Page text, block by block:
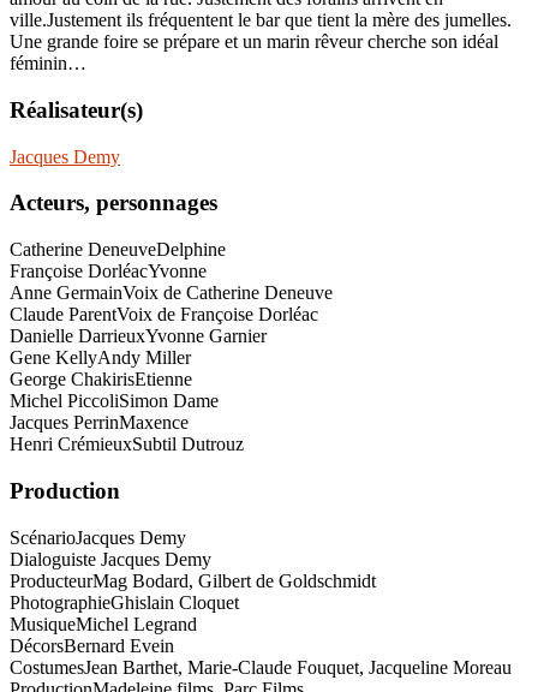
ville.Justement ils fréquentent le bar que tient la mère des jumelles.
Une grande foire se prépare et un marin rêveur cherche son idéal
féminin…
Réalisateur(s)
Jacques Demy
Acteurs, personnages
Catherine DeneuveDelphine
Françoise DorléacYvonne
Anne GermainVoix de Catherine Deneuve
Claude ParentVoix de Françoise Dorléac
Danielle DarrieuxYvonne Garnier
Gene KellyAndy Miller
George ChakirisEtienne
Michel PiccoliSimon Dame
Jacques PerrinMaxence
Henri CrémieuxSubtil Dutrouz
Production
ScénarioJacques Demy
Dialoguiste Jacques Demy
ProducteurMag Bodard, Gilbert de Goldschmidt
PhotographieGhislain Cloquet
MusiqueMichel Legrand
DécorsBernard Evein
CostumesJean Barthet, Marie-Claude Fouquet, Jacqueline Moreau